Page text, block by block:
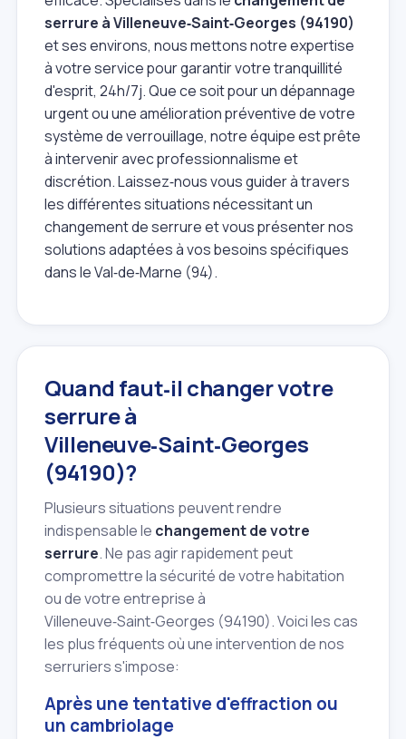
serrure à Villeneuve‑Saint‑Georges (94190)
et ses environs, nous mettons notre expertise
à votre service pour garantir votre tranquillité
d'esprit, 24h/7j. Que ce soit pour un dépannage
urgent ou une amélioration préventive de votre
système de verrouillage, notre équipe est prête
à intervenir avec professionnalisme et
discrétion. Laissez‑nous vous guider à travers
les différentes situations nécessitant un
changement de serrure et vous présenter nos
solutions adaptées à vos besoins spécifiques
dans le Val‑de‑Marne (94).
Quand faut‑il changer votre
serrure à
Villeneuve‑Saint‑Georges
(94190)?
Plusieurs situations peuvent rendre
indispensable le changement de votre
serrure. Ne pas agir rapidement peut
compromettre la sécurité de votre habitation
ou de votre entreprise à
Villeneuve‑Saint‑Georges (94190). Voici les cas
les plus fréquents où une intervention de nos
serruriers s'impose:
Après une tentative d'effraction ou
un cambriolage